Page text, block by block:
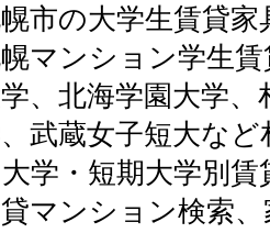
市の大学生賃貸
マンション学生賃
、北海学園大学
武蔵女子短大な
大学・短期大学別
マンション検索